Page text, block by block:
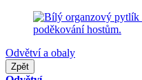
Odvětví a obaly
Zpět